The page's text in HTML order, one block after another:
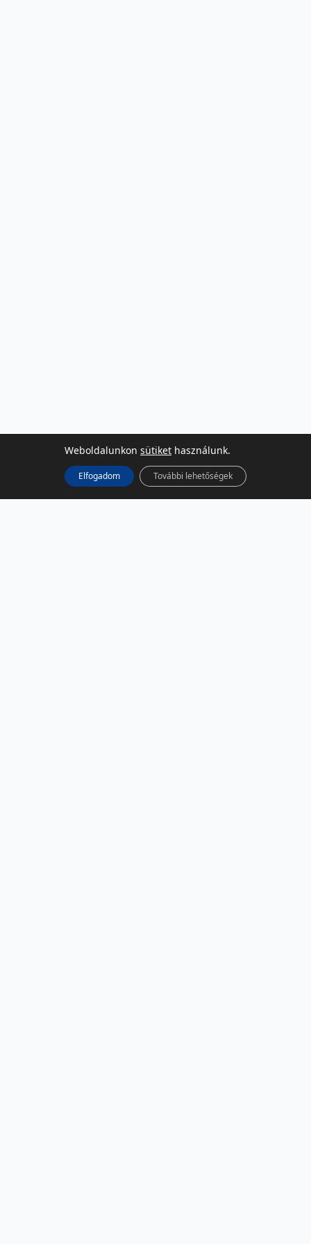
Weboldalunkon sütiket használunk.
Elfogadom További lehetőségek